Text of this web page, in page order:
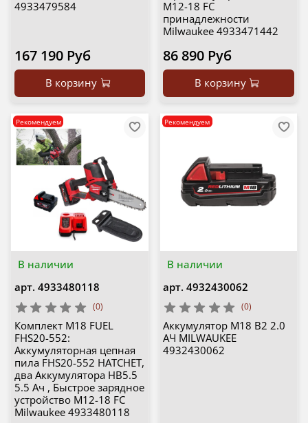
4933479584
167 190 Руб
В корзину
M12-18 FC
принадлежности
Milwaukee 4933471442
86 890 Руб
В корзину
В наличии
Рекомендуем
арт. 4933480118
(0)
Комплект M18 FUEL
FHS20-552:
Аккумуляторная цепная
пила FHS20-552 HATCHET,
два Аккумулятора HB5.5
5.5 Ач , Быстрое зарядное
устройство M12-18 FC
Milwaukee 4933480118
В наличии
Рекомендуем
арт. 4932430062
(0)
Аккумулятор M18 B2 2.0
АЧ MILWAUKEE
4932430062